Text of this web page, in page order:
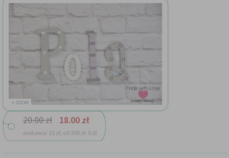
+ ZOOM
20.00 zł 18.00 zł
dostawa: 15 zł, od 300 zł: 0 zł